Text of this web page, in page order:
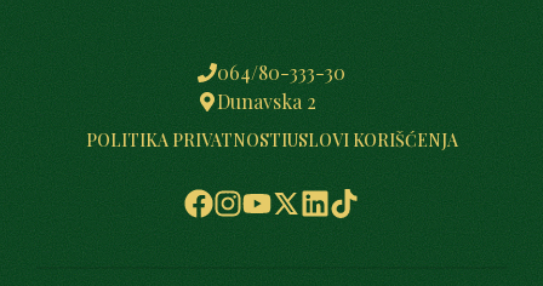
064/80-333-30
Dunavska 2
POLITIKA PRIVATNOSTIUSLOVI KORIŠĆENJA